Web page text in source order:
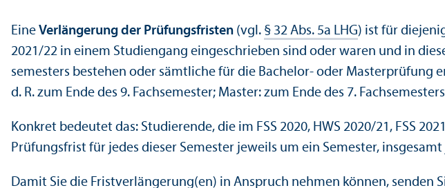
Eine Verlängerung der Prüfungs­fristen (vgl. § 32 Abs. 5a LHG) ist für
2021/22 in einem Studien­gang eingeschrieben sind oder waren und in
semesters bestehen oder sämtliche für die Bachelor- oder
d. R. zum Ende des 9. Fach­semester; Master: zum Ende des 7.
Konkret bedeutet das: Studierende, die im FSS 2020, HWS 2020/21, FSS
Prüfungs­frist für jedes dieser Semester jeweils um ein Semester,
Damit Sie die Fristverlängerung(en) in Anspruch nehmen können, senden